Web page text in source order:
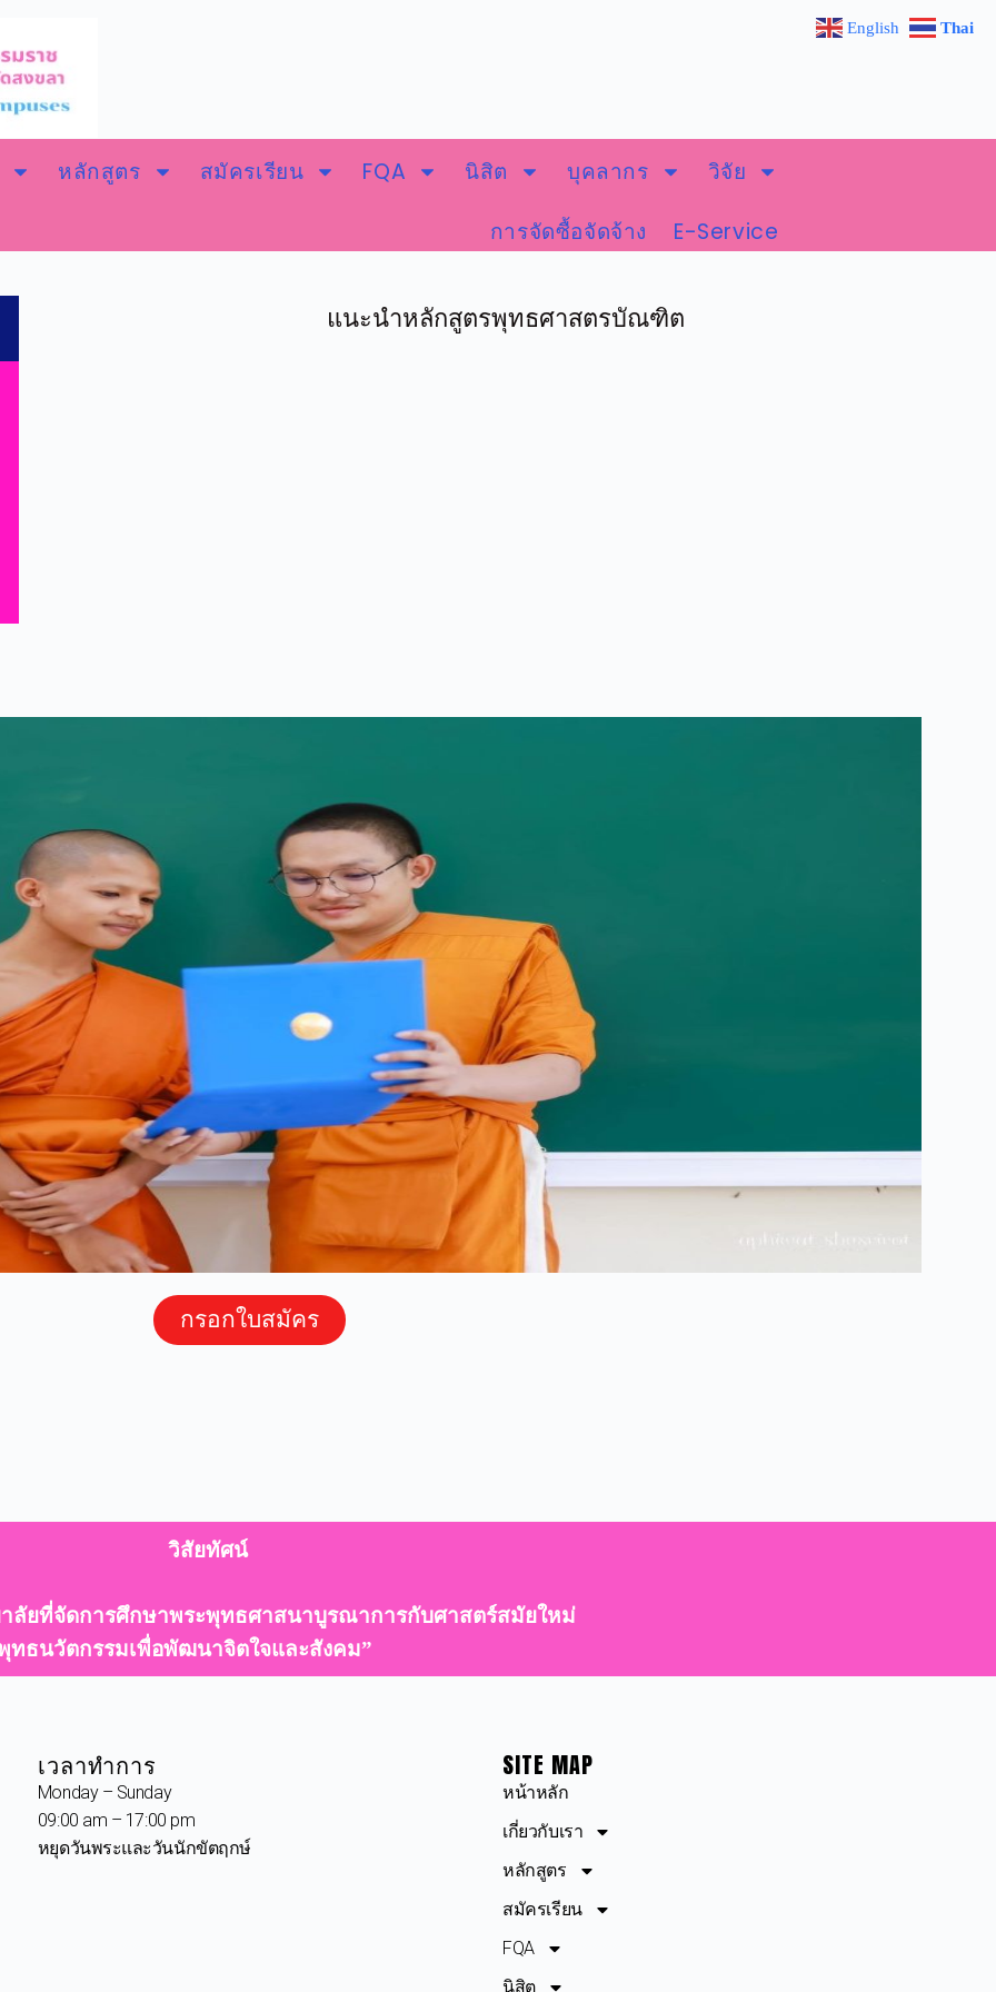
หลักสูตร สมัครเรียน FQA นิสิต บุคลากร
วิจัย
การจัดซื้อจัดจ้าง
E-Service
แนะนำหลักสูตรพุทธศาสตรบัณฑิต
กรอกใบสมัคร
วิสัยทัศน์
ลัยที่จัดการศึกษาพระพุทธศาสนาบูรณาการกับศาสตร์สมัยใหม่
ทธนวัตกรรมเพื่อพัฒนาจิตใจและสังคม”
เวลาทำการ
Monday – Sunday
09:00 am – 17:00 pm
หยุดวันพระและวันนักขัตฤกษ์
SITE MAP
หน้าหลัก
เกี่ยวกับเรา
หลักสูตร
สมัครเรียน
FQA
นิสิต
English Thai